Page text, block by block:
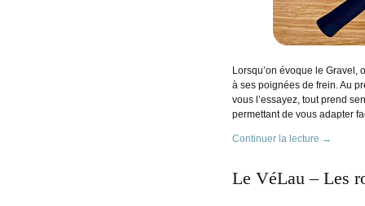
Lorsqu’on évoque le Gravel,
à ses poignées de frein. Au
vous l’essayez, tout prend
permettant de vous adapter
Continuer la lecture →
Le VéLau – Les